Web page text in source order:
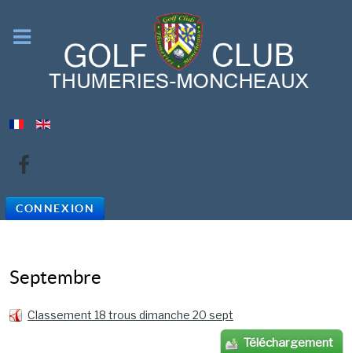
CONNEXION
Septembre
Classement 18 trous dimanche 20 sept
Téléchargement